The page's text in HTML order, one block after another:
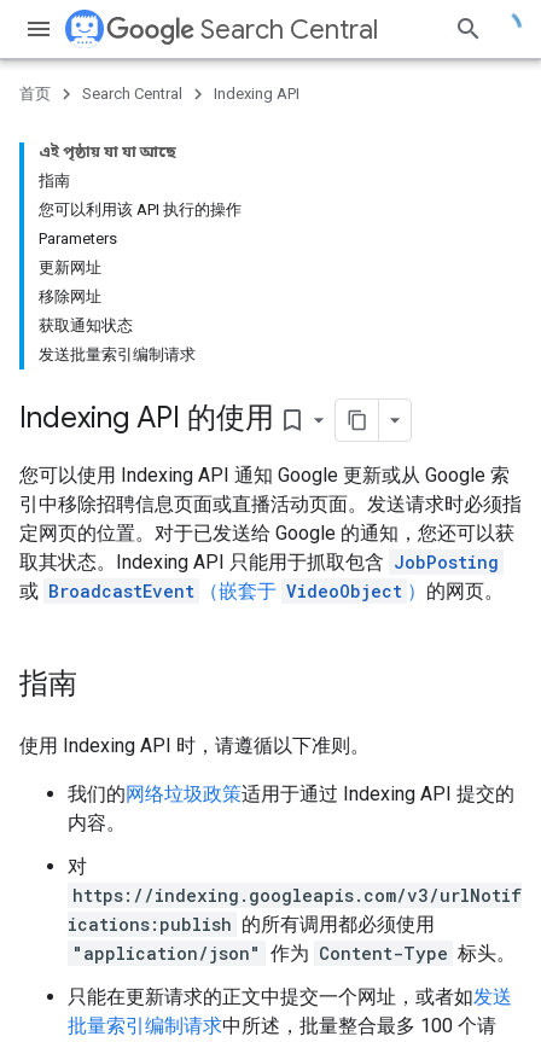
Search Central
首页 Search Central Indexing API
এই পৃষ্ঠায় যা যা আছে
指南
您可以利用该 API 执行的操作
Parameters
更新网址
移除网址
获取通知状态
发送批量索引编制请求
Indexing API 的使用 bookmark_border
您可以使用 Indexing API 通知 Google 更新或从 Google 索
引中移除招聘信息页面或直播活动页面。发送请求时必须指
定网页的位置。对于已发送给 Google 的通知，您还可以获
取其状态。Indexing API 只能用于抓取包含 JobPosting
或 BroadcastEvent （嵌套于 VideoObject ） 的网页。
指南
使用 Indexing API 时，请遵循以下准则。
我们的网络垃圾政策适用于通过 Indexing API 提交的
内容。
对
https://indexing.googleapis.com/v3/urlNotif
ications:publish 的所有调用都必须使用
"application/json" 作为 Content-Type 标头。
只能在更新请求的正文中提交一个网址，或者如发送
批量索引编制请求中所述，批量整合最多 100 个请